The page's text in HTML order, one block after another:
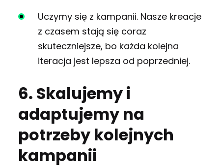
Uczymy się z kampanii. Nasze kreacje
z czasem stają się coraz
skuteczniejsze, bo każda kolejna
iteracja jest lepsza od poprzedniej.
6. Skalujemy i
adaptujemy na
potrzeby kolejnych
kampanii